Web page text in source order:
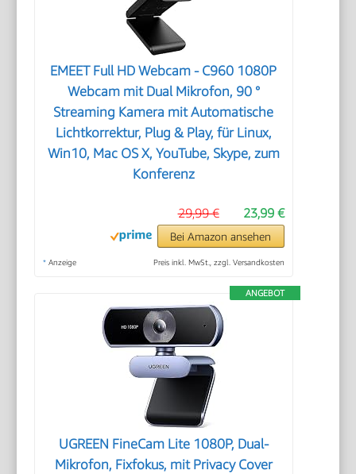
EMEET Full HD Webcam - C960 1080P
Webcam mit Dual Mikrofon, 90 °
Streaming Kamera mit Automatische
Lichtkorrektur, Plug & Play, für Linux,
Win10, Mac OS X, YouTube, Skype, zum
Konferenz
23,99 €
29,99 €
Bei Amazon ansehen
* Anzeige Preis inkl. MwSt., zzgl. Versandkosten
ANGEBOT
UGREEN FineCam Lite 1080P, Dual-
Mikrofon, Fixfokus, mit Privacy Cover